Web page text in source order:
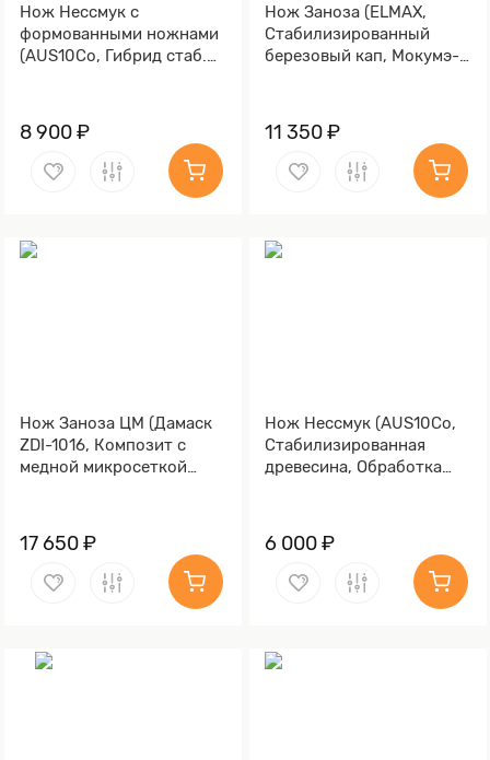
Нож Нессмук с
формованными ножнами
(AUS10Co, Гибрид стаб.
8 900 ₽
Нож Заноза (ELMAX,
Стабилизированный
березовый кап, Мокумэ-
11 350 ₽
Нож Заноза ЦМ (Дамаск
ZDI-1016, Композит с
медной микросеткой
17 650 ₽
Нож Нессмук (AUS10Co,
Стабилизированная
древесина, Обработка
6 000 ₽